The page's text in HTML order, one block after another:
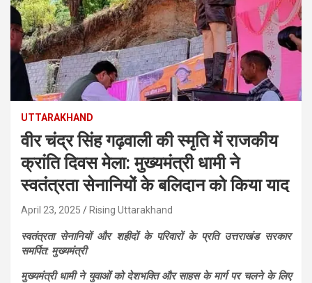
UTTARAKHAND
वीर चंद्र सिंह गढ़वाली की स्मृति में राजकीय
क्रांति दिवस मेला: मुख्यमंत्री धामी ने
स्वतंत्रता सेनानियों के बलिदान को किया याद
April 23, 2025 Rising Uttarakhand
स्वतंत्रता सेनानियों और शहीदों के परिवारों के प्रति उत्तराखंड सरकार
समर्पित: मुख्यमंत्री
मुख्यमंत्री धामी ने युवाओं को देशभक्ति और साहस के मार्ग पर चलने के लिए